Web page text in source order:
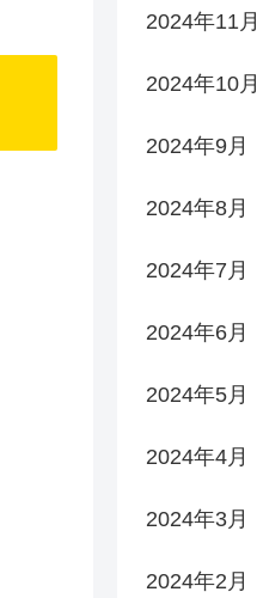
2024年11月
2024年10月
2024年9月
2024年8月
2024年7月
2024年6月
2024年5月
2024年4月
2024年3月
2024年2月